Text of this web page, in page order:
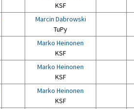
KSF
Marcin Dabrowski
TuPy
Marko Heinonen
KSF
Marko Heinonen
KSF
Marko Heinonen
KSF